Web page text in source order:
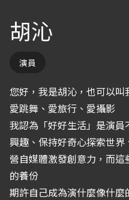
胡沁
演員
您好，我是胡沁，也可以叫
愛跳舞、愛旅行、愛攝影
我認為「好好生活」是演
興趣、保持好奇心探索世
營自媒體激發創意力，而
的養份
期許自己成為演什麼像什麼